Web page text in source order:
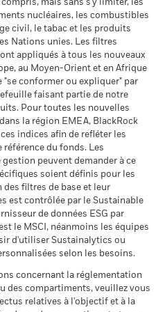
2018 2019 2020 2021
après déduction des
de sortie ne sont pas inclus
aux performances
ne sont pas un indicateur
Les marchés pourraient
peut vous aider à évaluer la
dans le passé
la base de la Valeur nette
brut réinvesti le cas échéant.
Equity Europe ex UK
99,06
45,12
410
96,48
0,00%
99,58%
secteurs d'activité, telle qu'elle
charbon thermique et les
et déclarée pour les
% de leurs revenus du
bitumineux, tel que défini
aux entreprises qui
charbon thermique ou des
- Prospectus (French
Funds - Prospectus -
- France)
disclosure - CEFFE_AG
mais sans s'y limiter, les
nucléaires, les combustibles
civil, le tabac et les produits
Nations unies. Les filtres
appliqués à tous les nouveaux
au Moyen-Orient et en Afrique
"se conformer ou expliquer" par
faisant partie de notre
Pour toutes les nouvelles
la région EMEA, BlackRock
indices afin de refléter les
référence du fonds. Les
peuvent demander à ce
soient définis pour les
filtres de base et leur
est contrôlée par le Sustainable
de données ESG par
le MSCI, néanmoins les équipes
d'utiliser Sustainalytics ou
selon les besoins.
concernant la réglementation
des compartiments, veuillez vous
relatives à l'objectif et à la